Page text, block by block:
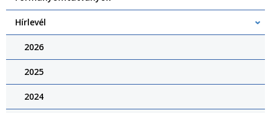
Hírlevél
2026
2025
2024